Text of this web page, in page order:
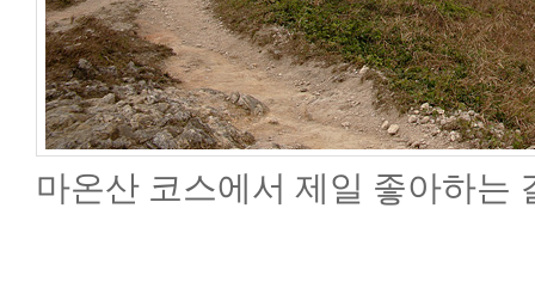
마온산 코스에서 제일 좋아하는